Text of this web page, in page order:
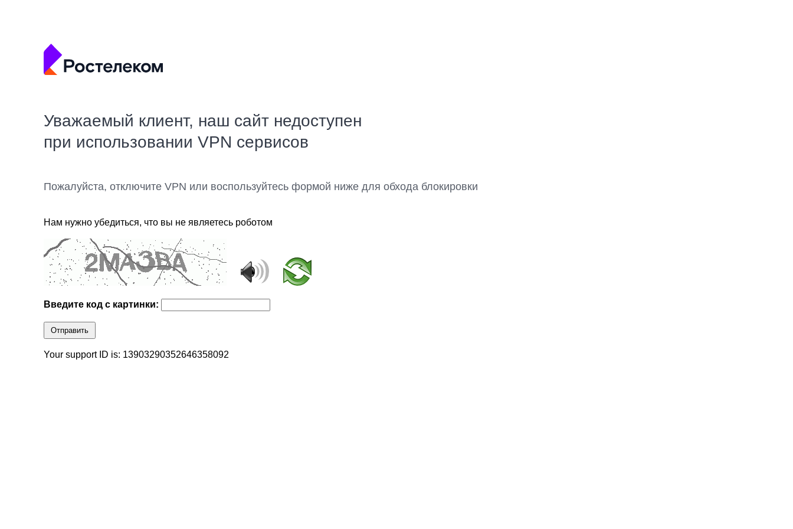
Уважаемый клиент, наш сайт недоступен
при использовании VPN сервисов
Пожалуйста, отключите VPN или воспользуйтесь формой ниже для обхода блокировки
Нам нужно убедиться, что вы не являетесь роботом
Введите код с картинки:
Отправить
Your support ID is: 13903290352646358092